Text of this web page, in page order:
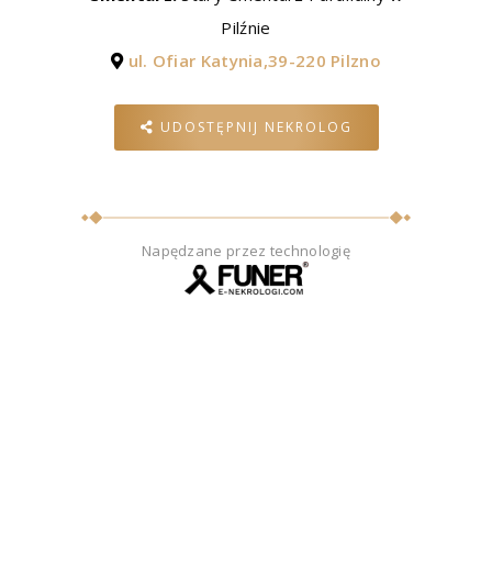
Pilźnie
ul. Ofiar Katynia,39-220 Pilzno
UDOSTĘPNIJ NEKROLOG
Napędzane przez technologię